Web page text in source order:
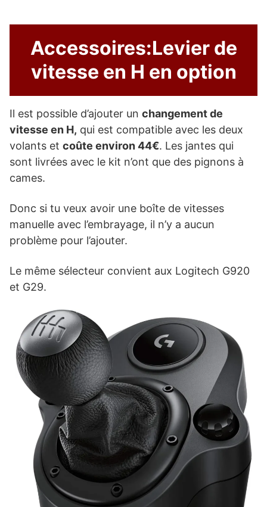
Accessoires:Levier de
vitesse en H en option
Il est possible d’ajouter un changement de
vitesse en H, qui est compatible avec les deux
volants et coûte environ 44€. Les jantes qui
sont livrées avec le kit n’ont que des pignons à
cames.
Donc si tu veux avoir une boîte de vitesses
manuelle avec l’embrayage, il n’y a aucun
problème pour l’ajouter.
Le même sélecteur convient aux Logitech G920
et G29.